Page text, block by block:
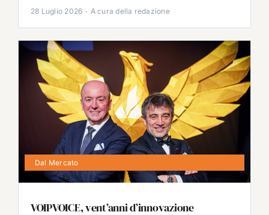
28 Luglio 2026 · A cura della redazione
Dal Mercato
VOIPVOICE, vent’anni d’innovazione